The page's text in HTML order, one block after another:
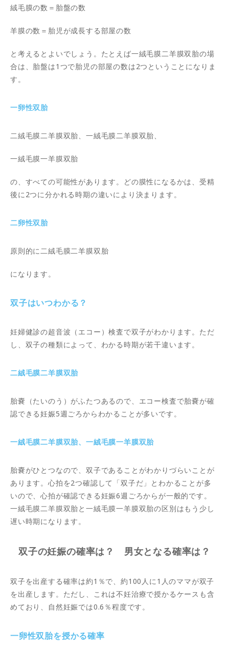
絨毛膜の数＝胎盤の数
羊膜の数＝胎児が成長する部屋の数
と考えるとよいでしょう。たとえば一絨毛膜二羊膜双胎の場
合は、胎盤は1つで胎児の部屋の数は2つということになりま
す。
一卵性双胎
二絨毛膜二羊膜双胎、一絨毛膜二羊膜双胎、
一絨毛膜一羊膜双胎
の、すべての可能性があります。どの膜性になるかは、受精
後に2つに分かれる時期の違いにより決まります。
二卵性双胎
原則的に二絨毛膜二羊膜双胎
になります。
双子はいつわかる？
妊婦健診の超音波（エコー）検査で双子がわかります。ただ
し、双子の種類によって、わかる時期が若干違います。
二絨毛膜二羊膜双胎
胎嚢（たいのう）がふたつあるので、エコー検査で胎嚢が確
認できる妊娠5週ごろからわかることが多いです。
一絨毛膜二羊膜双胎、一絨毛膜一羊膜双胎
胎嚢がひとつなので、双子であることがわかりづらいことが
あります。心拍を2つ確認して「双子だ」とわかることが多
いので、心拍が確認できる妊娠6週ごろからが一般的です。
一絨毛膜二羊膜双胎と一絨毛膜一羊膜双胎の区別はもう少し
遅い時期になります。
双子の妊娠の確率は？ 男女となる確率は？
双子を出産する確率は約1％で、約100人に1人のママが双子
を出産します。ただし、これは不妊治療で授かるケースも含
めており、自然妊娠では0.6％程度です。
一卵性双胎を授かる確率